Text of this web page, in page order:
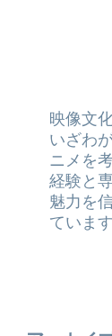
映像文
いざわ
ニメを考
経験と
魅力を
ています